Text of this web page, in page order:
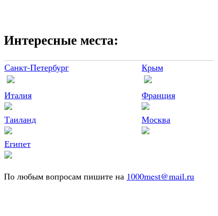
Интересные места:
Санкт-Петербург Крым
Италия Франция
Таиланд Москва
Египет
По любым вопросам пишите на 1000mest@mail.ru